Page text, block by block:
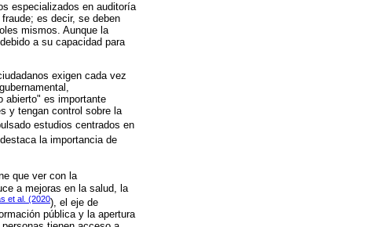
especializados en auditoría
es decir, se deben
mismos. Aunque la
a su capacidad para
exigen cada vez
abierto" es importante
y tengan control sobre la
estudios centrados en
la importancia de
que ver con la
a mejoras en la salud, la
et al. (2020), el eje de
pública y la apertura